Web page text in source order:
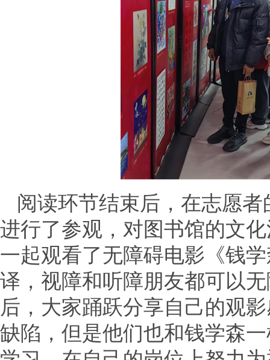
阅读环节结束后，在志愿
进行了参观，对图书馆的文
一起观看了无障碍电影《钱
译，视障和听障朋友都可以
后，大家踊跃分享自己的观
缺陷，但是他们也和钱学森